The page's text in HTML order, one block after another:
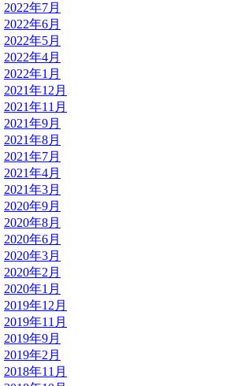
2022年7月
2022年6月
2022年5月
2022年4月
2022年1月
2021年12月
2021年11月
2021年9月
2021年8月
2021年7月
2021年4月
2021年3月
2020年9月
2020年8月
2020年6月
2020年3月
2020年2月
2020年1月
2019年12月
2019年11月
2019年9月
2019年2月
2018年11月